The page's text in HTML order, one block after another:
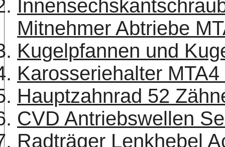
Mitnehmer Abtriebe
Kugelpfannen und
Karosseriehalter
Hauptzahnrad 52
CVD Antriebswellen
Radträger Lenkhebel